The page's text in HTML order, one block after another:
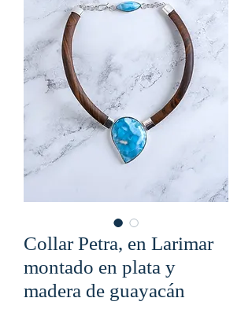
Collar Petra, en Larimar
montado en plata y
madera de guayacán